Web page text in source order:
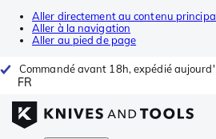
Aller directement au contenu
Aller à la navigation
Aller au pied de page
Commandé avant 18h, expédié
FR